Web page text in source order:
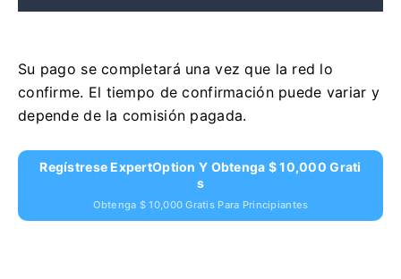
Su pago se completará una vez que la red lo
confirme. El tiempo de confirmación puede variar y
depende de la comisión pagada.
Regístrese ExpertOption Y Obtenga $ 10,000 Grati
S
Obtenga $ 10,000 Gratis Para Principiantes